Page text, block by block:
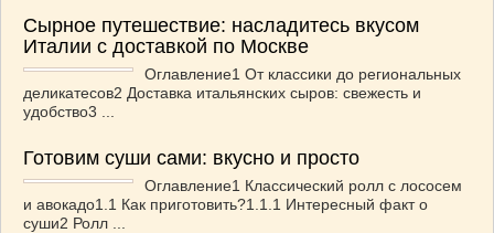
Сырное путешествие: насладитесь вкусом
Италии с доставкой по Москве
Оглавление1 От классики до региональных
деликатесов2 Доставка итальянских сыров: свежесть и
удобство3 ...
Готовим суши сами: вкусно и просто
Оглавление1 Классический ролл с лососем
и авокадо1.1 Как приготовить?1.1.1 Интересный факт о
суши2 Ролл ...